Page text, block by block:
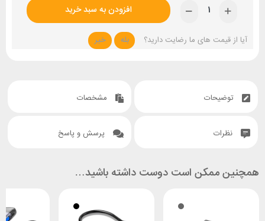
افزودن به سبد خرید
آیا از قیمت های ما رضایت دارید؟ بله خیر
توضیحات مشخصات
نظرات پرسش و پاسخ
همچنین ممکن است دوست داشته باشید…